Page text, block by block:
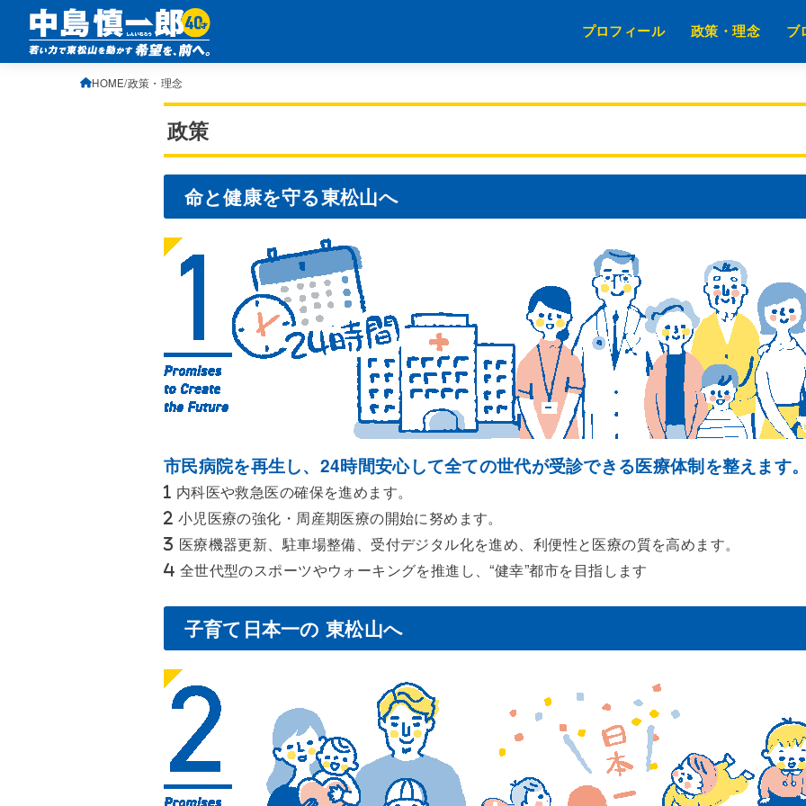
プロフィール 政策・理念 ブ
HOME 政策・理念
政策
命と健康を守る東松山へ
市民病院を再生し、24時間安心して全ての世代が受診できる医療体制を整えます
内科医や救急医の確保を進めます。
小児医療の強化・周産期医療の開始に努めます。
医療機器更新、駐車場整備、受付デジタル化を進め、利便性と医療の質を高めます。
全世代型のスポーツやウォーキングを推進し、“健幸”都市を目指します
子育て日本一の 東松山へ